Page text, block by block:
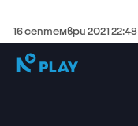
16 септември 2021 22:48